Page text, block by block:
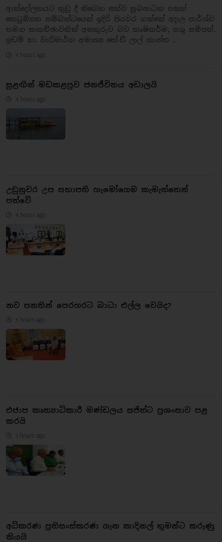
ආන්දෝලනයට තුඩු දී තිබෙන සත්ව සුබසාධන පනත්
කෙටුම්පත සම්බන්ධයෙන් ඉදිරි පියවර ගන්නේ අදාල පාර්ශ්ව
සමග සාකච්ඡාවකින් අනතුරුව බව කෘෂිකර්ම, පශු සම්පත්,
ඉඩම් හා වාරිමාර්ග අමාත්‍ය කේ.ඩී ලාල් කාන්ත ..
4 hours ago
සුළඟින් මඩකළපුව ජනජීවිතය අඩාලයි
4 hours ago
උඩුනුවර උප සභාපති හැමෝගෙම කැමැත්තෙන්
පත්වේ
4 hours ago
නව පනතින් පෙරහරට බාධා එල්ල වෙයිද?
5 hours ago
එජාප කෘත්‍යාධිකාරී මණ්ඩලය සජිත්ට ප්‍රශංසාව පළ
කරයි
5 hours ago
අධිකරණ ප්‍රතිසංස්කරණ ගැන කාදිනල් තුමන්ට කරුණු
කියයි